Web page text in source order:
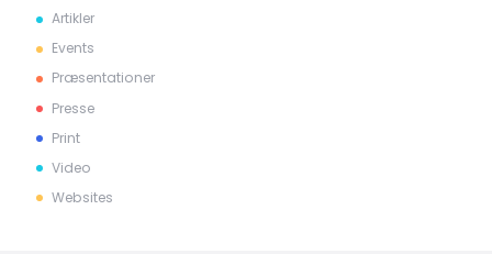
Artikler
Events
Præsentationer
Presse
Print
Video
Websites